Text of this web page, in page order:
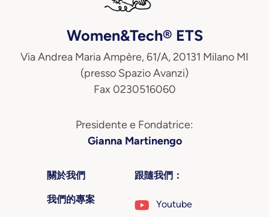
Women&Tech® ETS
Via Andrea Maria Ampère, 61/A, 20131 Milano MI
(presso Spazio Avanzi)
Fax 0230516060
Presidente e Fondatrice:
Gianna Martinengo
關於我們
我們的專案
跟隨我們：
Youtube